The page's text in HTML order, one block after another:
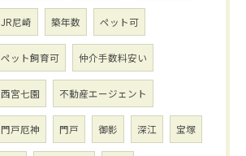
JR尼崎 築年数 ペット可
ペット飼育可 仲介手数料安い
西宮七園 不動産エージェント
門戸厄神 門戸 御影 深江 宝塚